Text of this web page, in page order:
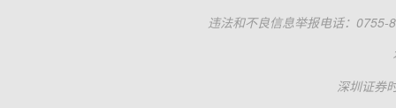
违法和不良信息举报电话：0755-
深圳证券